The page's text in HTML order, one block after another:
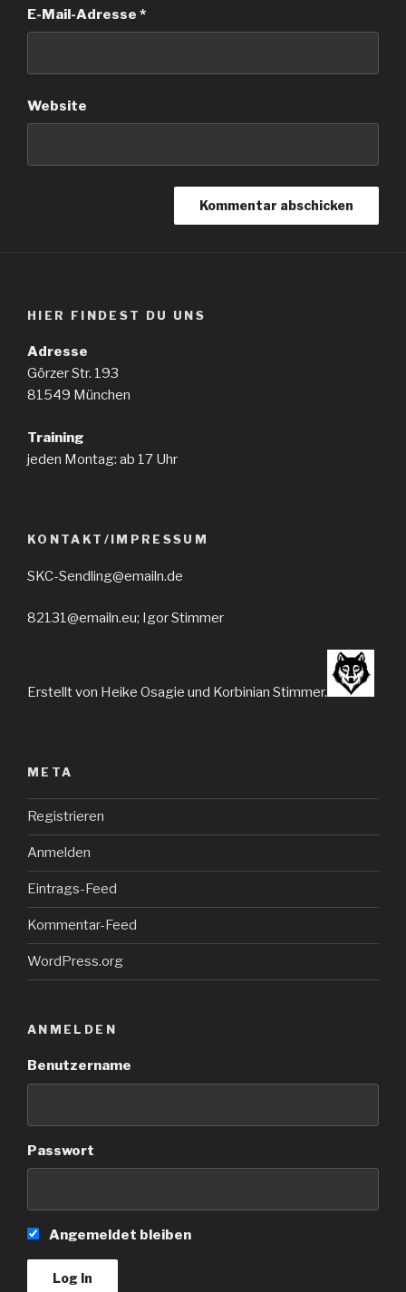
E-Mail-Adresse *
Website
HIER FINDEST DU UNS
Adresse
Görzer Str. 193
81549 München
Training
jeden Montag: ab 17 Uhr
KONTAKT/IMPRESSUM
SKC-Sendling@emailn.de
82131@emailn.eu; Igor Stimmer
Erstellt von Heike Osagie und Korbinian Stimmer.
META
Registrieren
Anmelden
Eintrags-Feed
Kommentar-Feed
WordPress.org
ANMELDEN
Benutzername
Passwort
Angemeldet bleiben